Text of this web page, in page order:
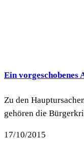
Ein vorgeschobenes
Zu den
gehören die
17/10/2015